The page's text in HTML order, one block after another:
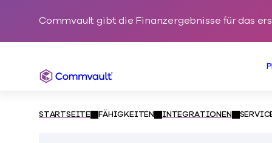
Commvault gibt die Finanzergebnisse für das
Commvault
STARTSEITE FÄHIGKEITEN INTEGRATIONEN